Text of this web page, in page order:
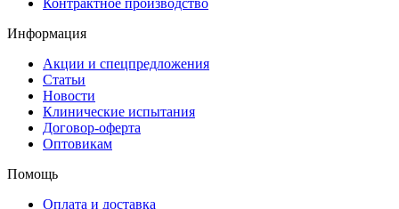
Информация
Акции и спецпредложения
Статьи
Новости
Клинические испытания
Договор-оферта
Оптовикам
Помощь
Оплата и доставка